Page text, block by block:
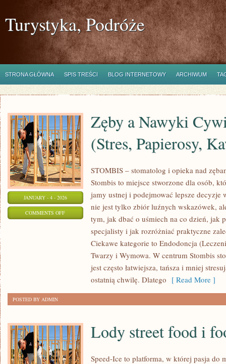
Turystyka, Podróże
STRONA GŁÓWNA SPIS TREŚCI BLOG INTERNETOWY ARCHIWUM
JANUARY - 4 - 2026
COMMENTS OFFON
Zęby a Nawyki
(Stres, Papierosy,
STOMBIS – stomatolog i opieka nad
Stombis to miejsce stworzone dla osób,
jamy ustnej i podejmować lepsze decyzje
nie jest tylko zbiór luźnych wskazówek,
tym, jak dbać o uśmiech na co dzień, jak
specjalisty i jak rozróżniać praktyczne
Ciekawe kategorie to Endodoncja
Twarzy i Wymowa. W centrum Stombis
jest często łatwiejsza, tańsza i mniej
ostatnią chwilę. Dlatego [ Read More ]
POSTED BY ADMIN
Lody street food i
Speed-Ice to platforma, w której pasja do